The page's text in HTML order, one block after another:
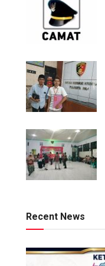
Recent News